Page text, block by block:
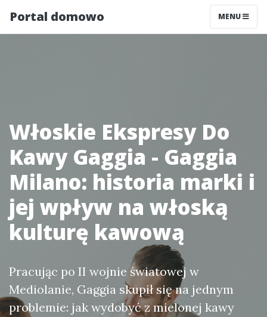
Portal domowo MENU
Włoskie Ekspresy Do
Kawy Gaggia - Gaggia
Milano: historia marki i
jej wpływ na włoską
kulturę kawową
Pracując po II wojnie światowej w
Mediolanie, Gaggia skupił się na jednym
problemie: jak wydobyć z mielonej kawy